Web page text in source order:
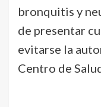
bronquitis y
de presentar
evitarse la
Centro de